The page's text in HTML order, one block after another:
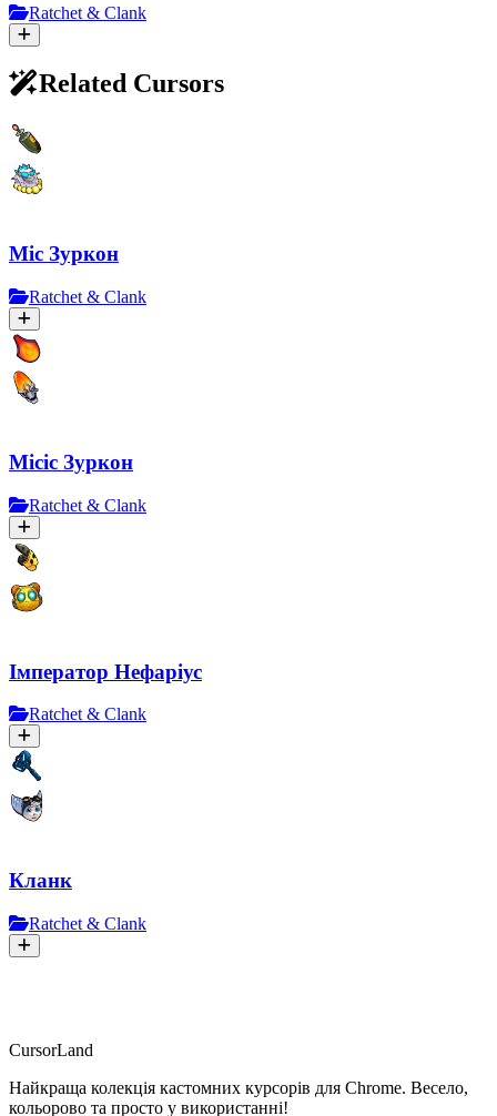
Ratchet & Clank
Related Cursors
Міс Зуркон
Ratchet & Clank
Місіс Зуркон
Ratchet & Clank
Імператор Нефаріус
Ratchet & Clank
Кланк
Ratchet & Clank
CursorLand
Найкраща колекція кастомних курсорів для Chrome. Весело,
кольорово та просто у використанні!